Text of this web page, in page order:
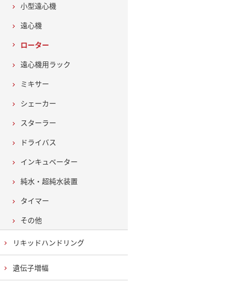
小型遠心機
遠心機
ローター
遠心機用ラック
ミキサー
シェーカー
スターラー
ドライバス
インキュベーター
純水・超純水装置
タイマー
その他
リキッドハンドリング
遺伝子増幅